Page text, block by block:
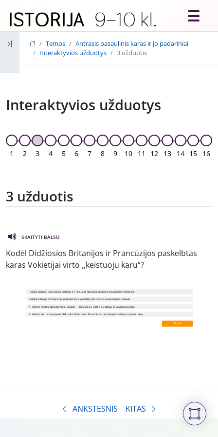
Temos
Antrasis pasaulinis karas ir jo padariniai
Interaktyvios užduotys
3 užduotis
Interaktyvios užduotys
1 2 3 4 5 6 7 8 9 10 11 12 13 14 15 16
3 užduotis
SKAITYTI BALSU
Kodėl Didžiosios Britanijos ir Prancūzijos paskelbtas
karas Vokietijai virto ,,keistuoju karu“?
ANKSTESNIS KITAS